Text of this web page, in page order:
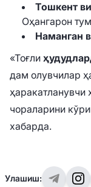
Тошкент
Оҳангарон
Наманган
«Тоғли
дам олувчилар
ҳаракатланувчи
чораларини
хабарда.
Улашиш: